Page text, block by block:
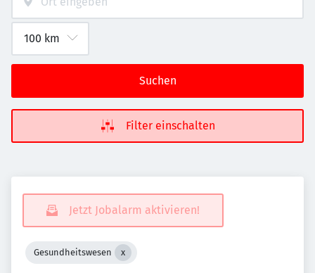
Suchen
Filter einschalten
Jetzt Jobalarm aktivieren!
Gesundheitswesen